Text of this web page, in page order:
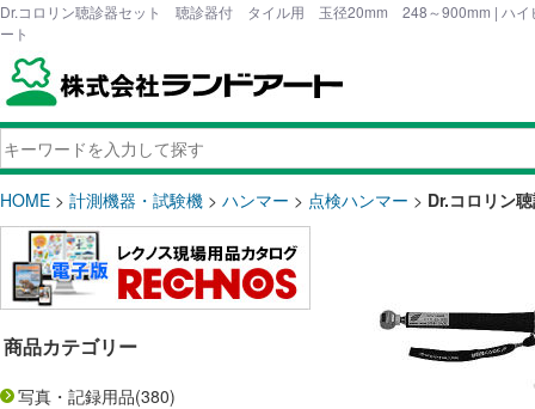
Dr.コロリン聴診器セット 聴診器付 タイル用 玉径20mm 248～900mm | ハイ
ート
HOME > 計測機器・試験機 > ハンマー > 点検ハンマー > Dr.コロリン
商品カテゴリー
写真・記録用品(380)